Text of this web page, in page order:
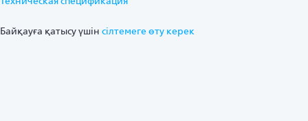
Байқауға қатысу үшін ciлтемеге өту керек